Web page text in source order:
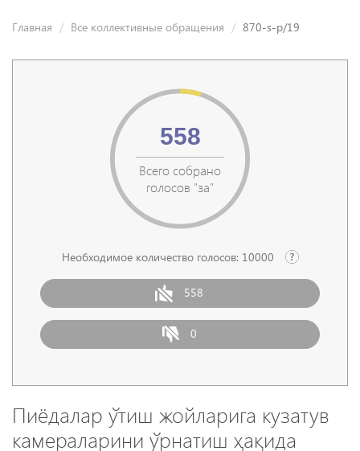
Главная Все коллективные обращения 870-s-p/19
Всего собрано
голосов "за"
558
Необходимое количество голосов: 10000
558
0
Пиёдалар ўтиш жойларига кузатув
камераларини ўрнатиш ҳақида